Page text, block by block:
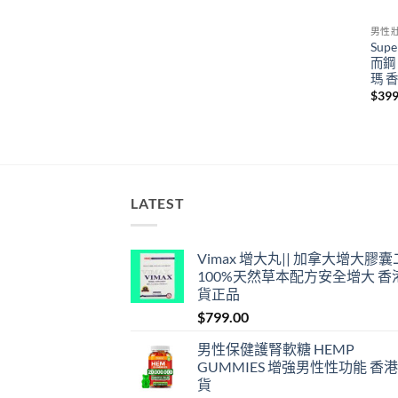
男性
而鋼
瑪
$
LATEST
Vimax 增大丸|| 加拿大增大膠囊
100%天然草本配方安全增大 香
貨正品
$799.00
男性保健護腎軟糖 HEMP
GUMMIES 增強男性性功能 香
貨